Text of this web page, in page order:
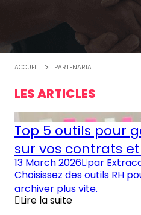
ACCUEIL PARTENARIAT
LES ARTICLES
Top 5 outils pour
sur vos contrats
13 March 2026 par
Choisissez des outils RH
archiver plus vite.
Lire la suite